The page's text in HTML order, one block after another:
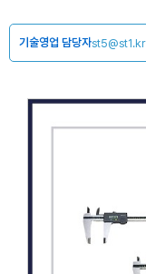
기술영업 담당자st5@st1.kr